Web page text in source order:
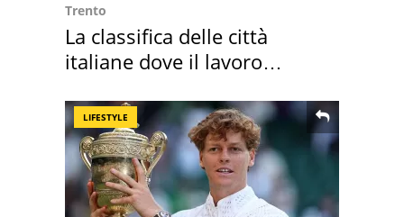
Trento
La classifica delle città
italiane dove il lavoro
LIFESTYLE